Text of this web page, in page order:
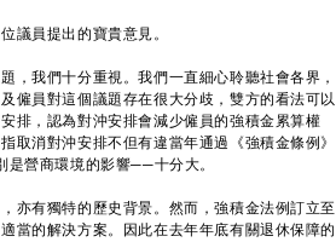
員提出的寶貴意見。
我們十分重視。我們一直細心聆聽社會各界，
僱員對這個議題存在很大分歧，雙方的看法可以
排，認為對沖安排會減少僱員的強積金累算權
取消對沖安排不但有違當年通過《強積金條例》
營商環境的影響──十分大。
有獨特的歷史背景。然而，強積金法例訂立至
當的解決方案。因此在去年年底有關退休保障的